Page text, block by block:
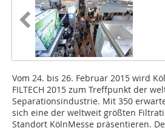
Vom 24. bis 26. Februar 2015 wird
FILTECH 2015 zum Treffpunkt der
Separationsindustrie. Mit 350
sich eine der weltweit größten
Standort KölnMesse präsentieren.